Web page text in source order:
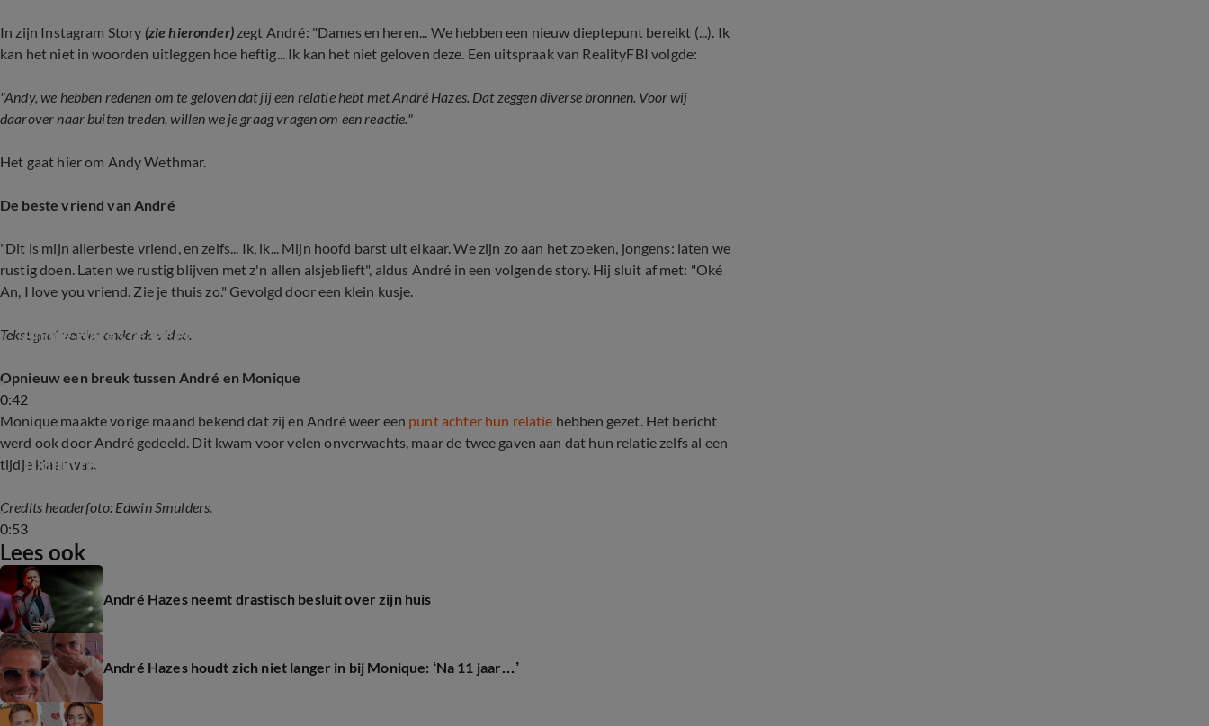
In zijn Instagram Story (zie hieronder) zegt André: "Dames en heren... We hebben een nieuw dieptepunt bereikt (...). Ik
kan het niet in woorden uitleggen hoe heftig... Ik kan het niet geloven deze. Een uitspraak van RealityFBI volgde:
"Andy, we hebben redenen om te geloven dat jij een relatie hebt met André Hazes. Dat zeggen diverse bronnen. Voor wij
daarover naar buiten treden, willen we je graag vragen om een reactie."
Het gaat hier om Andy Wethmar.
De beste vriend van André
"Dit is mijn allerbeste vriend, en zelfs... Ik, ik... Mijn hoofd barst uit elkaar. We zijn zo aan het zoeken, jongens: laten we
rustig doen. Laten we rustig blijven met z'n allen alsjeblieft", aldus André in een volgende story. Hij sluit af met: "Oké
An, I love you vriend. Zie je thuis zo." Gevolgd door een klein kusje.
Tekst gaat verder onder de video.
0:42
André Hazes reageert op liefdesgerucht: 'Dieptepunt'
Opnieuw een breuk tussen André en Monique
Monique maakte vorige maand bekend dat zij en André weer een punt achter hun relatie hebben gezet. Het bericht
werd ook door André gedeeld. Dit kwam voor velen onverwachts, maar de twee gaven aan dat hun relatie zelfs al een
tijdje klaar was.
0:53
Tijdlijn relatie André Hazes en Monique
Credits headerfoto: Edwin Smulders.
Lees ook
André Hazes neemt drastisch besluit over zijn huis
André Hazes houdt zich niet langer in bij Monique: ‘Na 11 jaar…’